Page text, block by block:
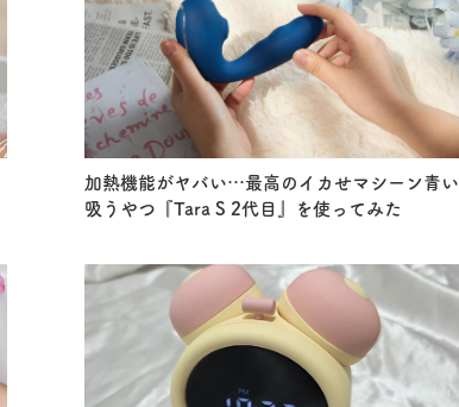
加熱機能がヤバい…最高のイカせマシーン青い
吸うやつ『Tara S 2代目』を使ってみた